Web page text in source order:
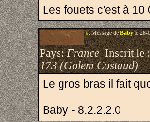
Les fouets c'est à 10
#.Message deBabyle 28-
Pays:FranceInscrit le
173 (Golem Costaud)
Le gros bras il fait
Baby - 8.2.2.2.0